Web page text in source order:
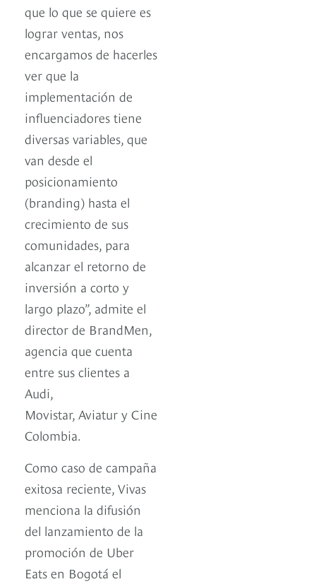
que lo que se quiere es
lograr ventas, nos
encargamos de hacerles
ver que la
implementación de
influenciadores tiene
diversas variables, que
van desde el
posicionamiento
(branding) hasta el
crecimiento de sus
comunidades, para
alcanzar el retorno de
inversión a corto y
largo plazo”, admite el
director de BrandMen,
agencia que cuenta
entre sus clientes a
Audi,
Movistar, Aviatur y Cine
Colombia.
Como caso de campaña
exitosa reciente, Vivas
menciona la difusión
del lanzamiento de la
promoción de Uber
Eats en Bogotá el